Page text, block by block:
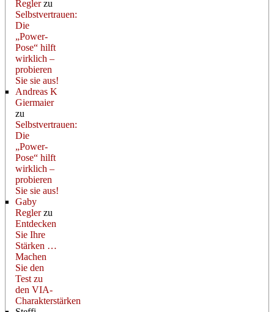
Reglerzu
Selbstvertrauen:
Die
„Power-
Pose“ hilft
wirklich –
probieren
Sie sie aus!
Andreas K
Giermaier
zu
Selbstvertrauen:
Die
„Power-
Pose“ hilft
wirklich –
probieren
Sie sie aus!
Gaby
Reglerzu
Entdecken
Sie Ihre
Stärken …
Machen
Sie den
Test zu
den VIA-
Charakterstärken